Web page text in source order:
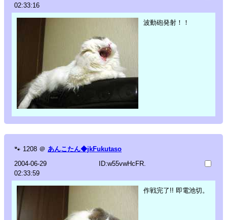
02:33:16
波動砲発射！！
🐾 1208 ＠ あんこたん◆jkFukutaso
2004-06-29
02:33:59
ID:w55vwHcFR.
作戦完了!! 即電池切。